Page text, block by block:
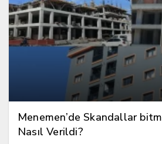
Menemen’de Skandallar
Nasıl Verildi?